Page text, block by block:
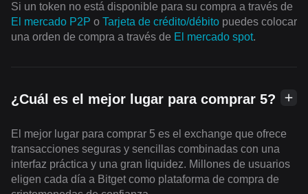
Si un token no está disponible para su compra a través de
El mercado P2P o Tarjeta de crédito/débito puedes colocar
una orden de compra a través de El mercado spot.
¿Cuál es el mejor lugar para comprar 5?
El mejor lugar para comprar 5 es el exchange que ofrece
transacciones seguras y sencillas combinadas con una
interfaz práctica y una gran liquidez. Millones de usuarios
eligen cada día a Bitget como plataforma de compra de